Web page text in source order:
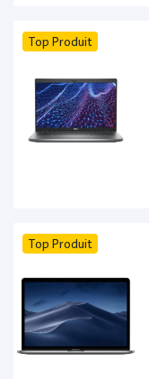
Top Produit
Top Produit